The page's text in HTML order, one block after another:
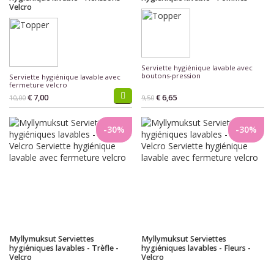
Velcro
Serviette hygiénique lavable avec
fermeture velcro
10,00 € 7,00
Serviette hygiénique lavable avec
boutons-pression
9,50 € 6,65
Myllymuksut Serviettes
hygiéniques lavables - Trèfle -
Velcro
-30%
Myllymuksut Serviettes
hygiéniques lavables - Fleurs -
Velcro
-30%